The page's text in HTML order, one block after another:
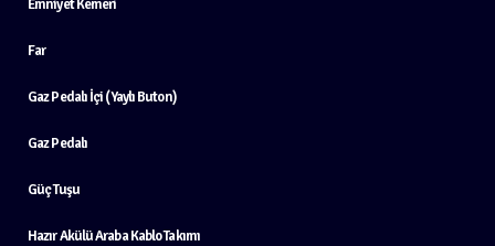
Emniyet Kemeri
Far
Gaz Pedalı İçi (Yaylı Buton)
Gaz Pedalı
Güç Tuşu
Hazır Akülü Araba Kablo Takımı